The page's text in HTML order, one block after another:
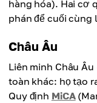
hàng hóa). Hai cơ
phán để cuối cùng
Châu Âu
Liên minh Châu
toàn khác: họ tạo
Quy định MiCA